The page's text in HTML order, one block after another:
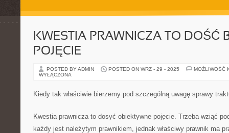
KWESTIA PRAWNICZA TO DOŚĆ
POJĘCIE
POSTED BY ADMIN POSTED ON WRZ - 29 - 2025
MOŻLIWOŚĆ
WYŁĄCZONA
Kiedy tak właściwie bierzemy pod szczególną uwagę sprawy
Kwestia prawnicza to dosyć obiektywne pojęcie. Trzeba wziąć
każdy jest należytym prawnikiem, jednak właściwy prawnik ma